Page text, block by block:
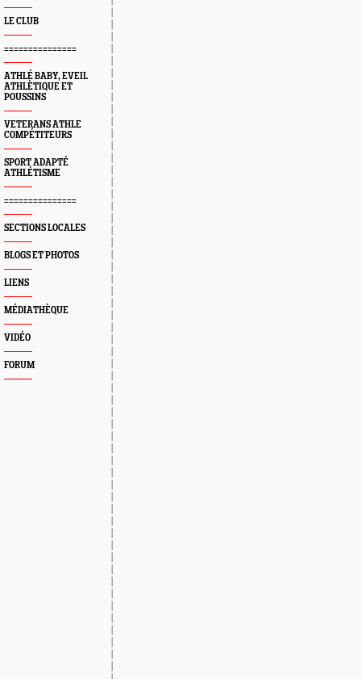
LE CLUB
===============
ATHLÉ BABY, EVEIL
ATHLÈTIQUE ET
POUSSINS
VETERANS ATHLE
COMPÉTITEURS
SPORT ADAPTÉ
ATHLÉTISME
===============
SECTIONS LOCALES
BLOGS ET PHOTOS
LIENS
MÉDIATHÈQUE
VIDÉO
FORUM